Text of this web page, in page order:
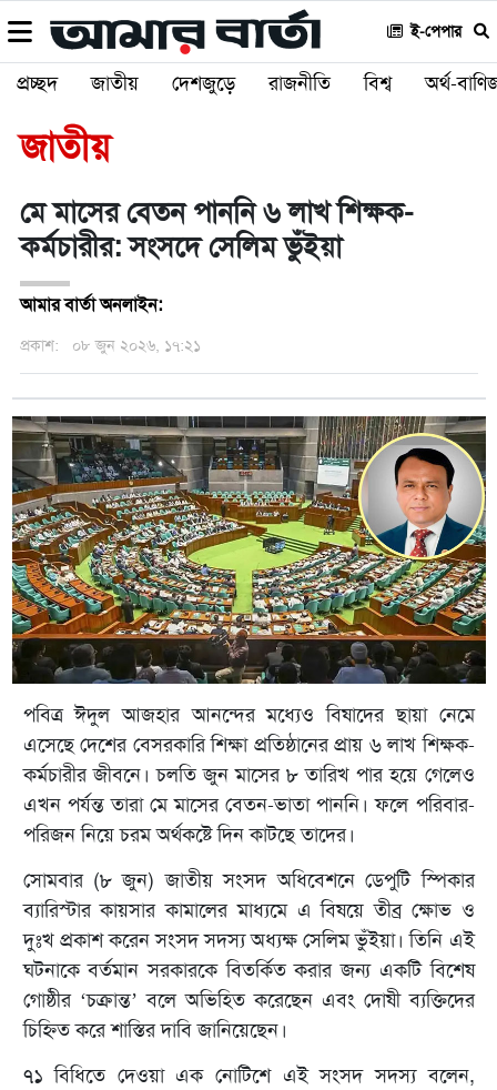
ই-পেপার
প্রচ্ছদ জাতীয় দেশজুড়ে রাজনীতি বিশ্ব অর্থ-
জাতীয়
মে মাসের বেতন পাননি ৬ লাখ শিক্ষক-
কর্মচারীর: সংসদে সেলিম ভুঁইয়া
আমার বার্তা অনলাইন:
প্রকাশ: ০৮ জুন ২০২৬, ১৭:২১
পবিত্র ঈদুল আজহার আনন্দের মধ্যেও বিষাদের ছায়া নেমে
এসেছে দেশের বেসরকারি শিক্ষা প্রতিষ্ঠানের প্রায় ৬ লাখ শিক্ষক-
কর্মচারীর জীবনে। চলতি জুন মাসের ৮ তারিখ পার হয়ে গেলেও
এখন পর্যন্ত তারা মে মাসের বেতন-ভাতা পাননি। ফলে পরিবার-
পরিজন নিয়ে চরম অর্থকষ্টে দিন কাটছে তাদের।
সোমবার (৮ জুন) জাতীয় সংসদ অধিবেশনে ডেপুটি স্পিকার
ব্যারিস্টার কায়সার কামালের মাধ্যমে এ বিষয়ে তীব্র ক্ষোভ ও
দুঃখ প্রকাশ করেন সংসদ সদস্য অধ্যক্ষ সেলিম ভুঁইয়া। তিনি এই
ঘটনাকে বর্তমান সরকারকে বিতর্কিত করার জন্য একটি বিশেষ
গোষ্ঠীর ‘চক্রান্ত’ বলে অভিহিত করেছেন এবং দোষী ব্যক্তিদের
চিহ্নিত করে শাস্তির দাবি জানিয়েছেন।
৭১ বিধিতে দেওয়া এক নোটিশে এই সংসদ সদস্য বলেন,